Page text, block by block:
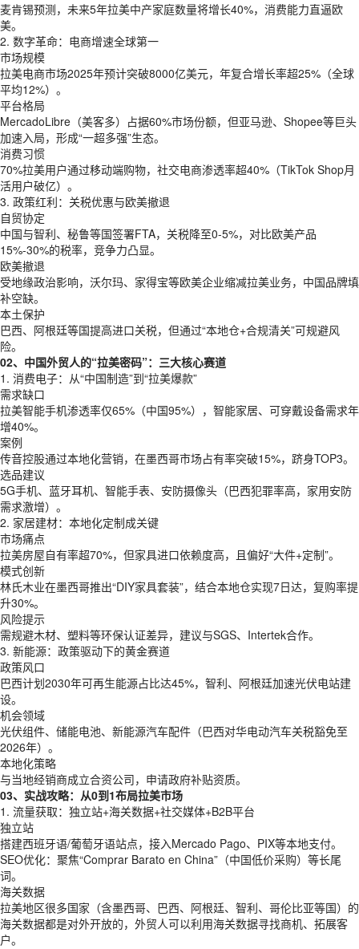
麦肯锡预测，未来5年拉美中产家庭数量将增长40%，消费能力直逼欧
美。
2. 数字革命：电商增速全球第一
市场规模
拉美电商市场2025年预计突破8000亿美元，年复合增长率超25%（全球
平均12%）。
平台格局
MercadoLibre（美客多）占据60%市场份额，但亚马逊、Shopee等巨头
加速入局，形成“一超多强”生态。
消费习惯
70%拉美用户通过移动端购物，社交电商渗透率超40%（TikTok Shop月
活用户破亿）。
3. 政策红利：关税优惠与欧美撤退
自贸协定
中国与智利、秘鲁等国签署FTA，关税降至0-5%，对比欧美产品
15%-30%的税率，竞争力凸显。
欧美撤退
受地缘政治影响，沃尔玛、家得宝等欧美企业缩减拉美业务，中国品牌填
补空缺。
本土保护
巴西、阿根廷等国提高进口关税，但通过“本地仓+合规清关”可规避风
险。
02、中国外贸人的“拉美密码”：三大核心赛道
1. 消费电子：从“中国制造”到“拉美爆款”
需求缺口
拉美智能手机渗透率仅65%（中国95%），智能家居、可穿戴设备需求年
增40%。
案例
传音控股通过本地化营销，在墨西哥市场占有率突破15%，跻身TOP3。
选品建议
5G手机、蓝牙耳机、智能手表、安防摄像头（巴西犯罪率高，家用安防
需求激增）。
2. 家居建材：本地化定制成关键
市场痛点
拉美房屋自有率超70%，但家具进口依赖度高，且偏好“大件+定制”。
模式创新
林氏木业在墨西哥推出“DIY家具套装”，结合本地仓实现7日达，复购率提
升30%。
风险提示
需规避木材、塑料等环保认证差异，建议与SGS、Intertek合作。
3. 新能源：政策驱动下的黄金赛道
政策风口
巴西计划2030年可再生能源占比达45%，智利、阿根廷加速光伏电站建
设。
机会领域
光伏组件、储能电池、新能源汽车配件（巴西对华电动汽车关税豁免至
2026年）。
本地化策略
与当地经销商成立合资公司，申请政府补贴资质。
03、实战攻略：从0到1布局拉美市场
1. 流量获取：独立站+海关数据+社交媒体+B2B平台
独立站
搭建西班牙语/葡萄牙语站点，接入Mercado Pago、PIX等本地支付。
SEO优化：聚焦“Comprar Barato en China”（中国低价采购）等长尾
词。
海关数据
拉美地区很多国家（含墨西哥、巴西、阿根廷、智利、哥伦比亚等国）的
海关数据都是对外开放的，外贸人可以利用海关数据寻找商机、拓展客
户。